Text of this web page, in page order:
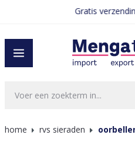
Gratis
home rvs sieraden